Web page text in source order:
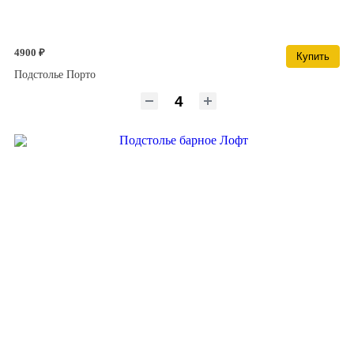
4900 ₽
Купить
Подстолье Порто